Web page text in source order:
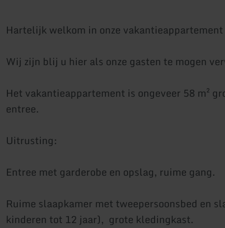
Hartelijk welkom in onze
Wij zijn blij u hier als onze gasten te mogen
Het vakantieappartement is ongeveer 58 m²
entree.
Uitrusting:
Entree met garderobe en opslag, ruime gang.
Ruime slaapkamer met tweepersoonsbed en
kinderen tot 12 jaar), grote kledingkast.